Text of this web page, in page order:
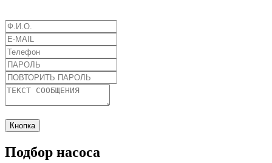
Кнопка
Подбор насоса